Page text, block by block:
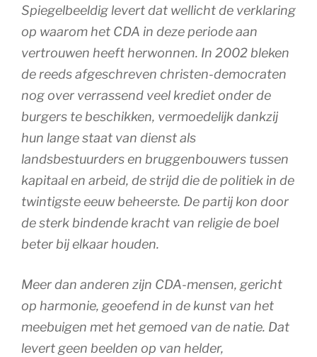
Spiegelbeeldig levert dat wellicht de verklaring
op waarom het CDA in deze periode aan
vertrouwen heeft herwonnen. In 2002 bleken
de reeds afgeschreven christen-democraten
nog over verrassend veel krediet onder de
burgers te beschikken, vermoedelijk dankzij
hun lange staat van dienst als
landsbestuurders en bruggenbouwers tussen
kapitaal en arbeid, de strijd die de politiek in de
twintigste eeuw beheerste. De partij kon door
de sterk bindende kracht van religie de boel
beter bij elkaar houden.
Meer dan anderen zijn CDA-mensen, gericht
op harmonie, geoefend in de kunst van het
meebuigen met het gemoed van de natie. Dat
levert geen beelden op van helder,